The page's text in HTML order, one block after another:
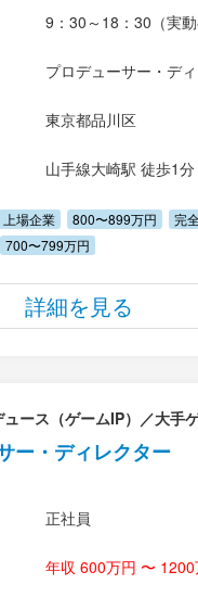
9：30～18：30（実動
プロデューサー・デ
東京都品川区
山手線大崎駅 徒歩1分
上場企業 800〜899万円 完
700〜799万円
詳細を見る
ース（ゲームIP）／大手
ー・ディレクター
正社員
年収 600万円 〜 1200